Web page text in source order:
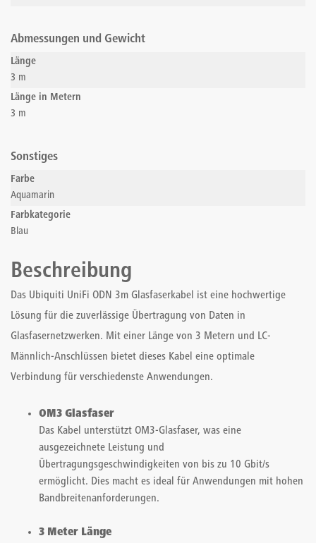
Abmessungen und Gewicht
Länge
3 m
Länge in Metern
3 m
Sonstiges
Farbe
Aquamarin
Farbkategorie
Blau
Beschreibung
Das Ubiquiti UniFi ODN 3m Glasfaserkabel ist eine hochwertige
Lösung für die zuverlässige Übertragung von Daten in
Glasfasernetzwerken. Mit einer Länge von 3 Metern und LC-
Männlich-Anschlüssen bietet dieses Kabel eine optimale
Verbindung für verschiedenste Anwendungen.
OM3 Glasfaser
Das Kabel unterstützt OM3-Glasfaser, was eine
ausgezeichnete Leistung und
Übertragungsgeschwindigkeiten von bis zu 10 Gbit/s
ermöglicht. Dies macht es ideal für Anwendungen mit hohen
Bandbreitenanforderungen.
3 Meter Länge